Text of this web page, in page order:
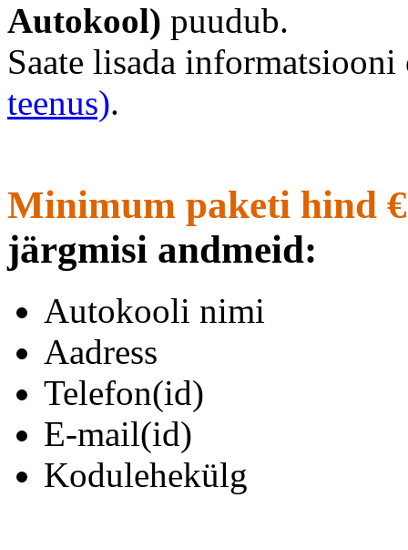
Autokool) puudub.
Saate lisada
teenus).
Minimum paketi hind
järgmisi andmeid:
Autokooli nimi
Aadress
Telefon(id)
E-mail(id)
Kodulehekülg